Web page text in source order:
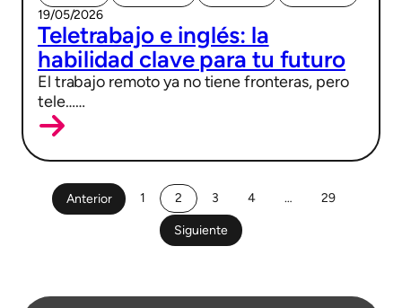
19/05/2026
Teletrabajo e inglés: la
habilidad clave para tu futuro
El trabajo remoto ya no tiene fronteras, pero
tele……
Anterior 1 2 3 4 … 29
Siguiente